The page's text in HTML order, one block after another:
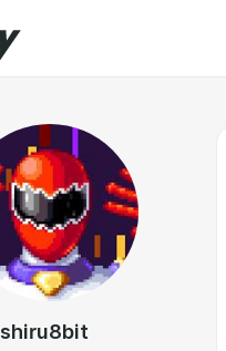
shiru8bit